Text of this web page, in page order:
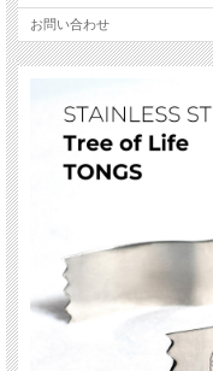
関連キーワード
天然石 パワーストーン 海外
お問い合わせ